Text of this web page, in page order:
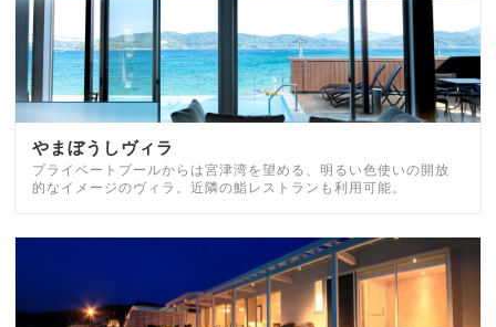
やまぼうしヴィラ
プライベートプールからは宮津湾を望める、明るい色使いの開放
的なイメージのヴィラ。近隣の鮨レストランも利用可能。